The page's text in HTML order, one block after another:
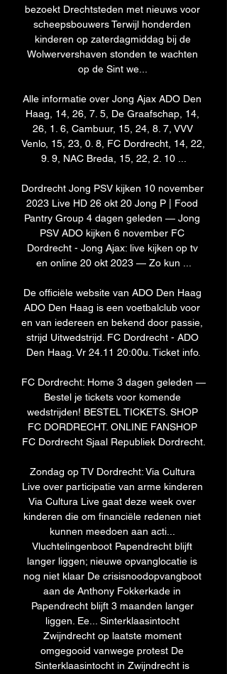
bezoekt Drechtsteden met nieuws voor
scheepsbouwers Terwijl honderden
kinderen op zaterdagmiddag bij de
Wolwervershaven stonden te wachten
op de Sint we...
Alle informatie over Jong Ajax ADO Den
Haag, 14, 26, 7. 5, De Graafschap, 14,
26, 1. 6, Cambuur, 15, 24, 8. 7, VVV
Venlo, 15, 23, 0. 8, FC Dordrecht, 14, 22,
9. 9, NAC Breda, 15, 22, 2. 10 ...
Dordrecht Jong PSV kijken 10 november
2023 Live HD 26 okt 20 Jong P | Food
Pantry Group 4 dagen geleden — Jong
PSV ADO kijken 6 november FC
Dordrecht - Jong Ajax: live kijken op tv
en online 20 okt 2023 — Zo kun ...
De officiële website van ADO Den Haag
ADO Den Haag is een voetbalclub voor
en van iedereen en bekend door passie,
strijd Uitwedstrijd. FC Dordrecht - ADO
Den Haag. Vr 24.11 20:00u. Ticket info.
FC Dordrecht: Home 3 dagen geleden —
Bestel je tickets voor komende
wedstrijden! BESTEL TICKETS. SHOP
FC DORDRECHT. ONLINE FANSHOP
FC Dordrecht Sjaal Republiek Dordrecht.
Zondag op TV Dordrecht: Via Cultura
Live over participatie van arme kinderen
Via Cultura Live gaat deze week over
kinderen die om financiële redenen niet
kunnen meedoen aan acti...
Vluchtelingenboot Papendrecht blijft
langer liggen; nieuwe opvanglocatie is
nog niet klaar De crisisnoodopvangboot
aan de Anthony Fokkerkade in
Papendrecht blijft 3 maanden langer
liggen. Ee... Sinterklaasintocht
Zwijndrecht op laatste moment
omgegooid vanwege protest De
Sinterklaasintocht in Zwijndrecht is